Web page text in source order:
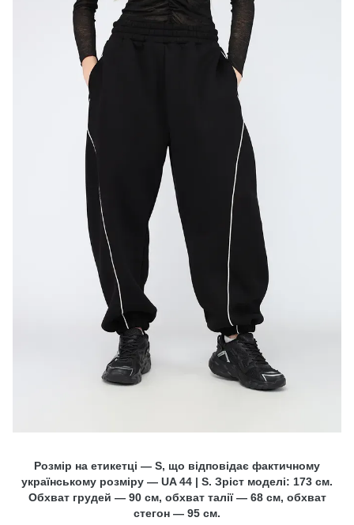
Розмір на етикетці — S, що відповідає фактичному
українському розміру — UA 44 | S. Зріст моделі: 173 см.
Обхват грудей — 90 см, обхват талії — 68 см, обхват
стегон — 95 см.